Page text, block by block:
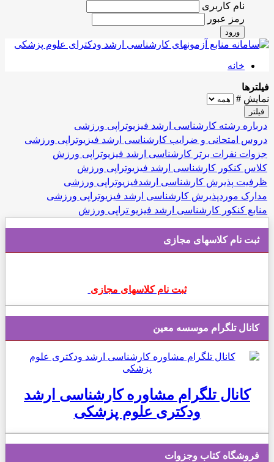
نام کاربری
رمز عبور
ورود
خانه
فیلترها
نمایش #
فیلتر
درباره رشته کارشناسی ارشد فیزیوتراپی ورزشی
دروس امتحانی و ضرایب کارشناسی ارشد فیزیوتراپی ورزشی
جزوات نفرات برتر کارشناسی ارشد فیزیوتراپی ورزش
کلاس کنکور کارشناسی ارشد فیزیوتراپی ورزش
ظرفیت پذیرش کارشناسی ارشدفیزیوتراپی ورزشی
مدارک موردپذیرش کارشناسی ارشد فیزیوتراپی ورزشی
منابع کنکور کارشناسی ارشد فیزیو تراپی ورزش
ثبت نام کلاسهای مجازی
ثبت نام کلاسهای مجازی
کانال تلگرام موسسه معین
کانال تلگرام مشاوره کارشناسی ارشد
ودکتری علوم پزشکی
فروشگاه کتاب وجزوات